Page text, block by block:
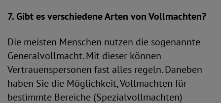
7. Gibt es verschiedene Arten von Vollmachten?
Die meisten Menschen nutzen die sogenannte
Generalvollmacht. Mit dieser können
Vertrauenspersonen fast alles regeln. Daneben
haben Sie die Möglichkeit, Vollmachten für
bestimmte Bereiche (Spezialvollmachten)